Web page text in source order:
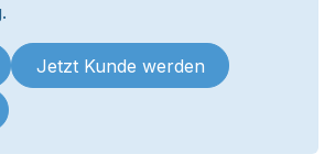
Jetzt Kunde werden